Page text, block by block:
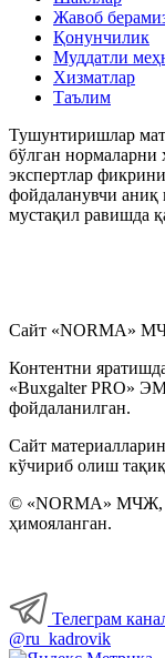
Жавоб
Қонунчилик
Муддатли
Хизматлар
Таълим
Тушунтиришлар
бўлган нормаларни
экспертлар
фойдаланувчи аниқ
мустақил равишда
Сайт «NORMA»
Контентни
«Buxgalter PRO»
фойдаланилган.
Сайт
кўчириб олиш
© «NORMA» МЧЖ,
ҳимояланган.
Телеграм
@ru_kadrovik